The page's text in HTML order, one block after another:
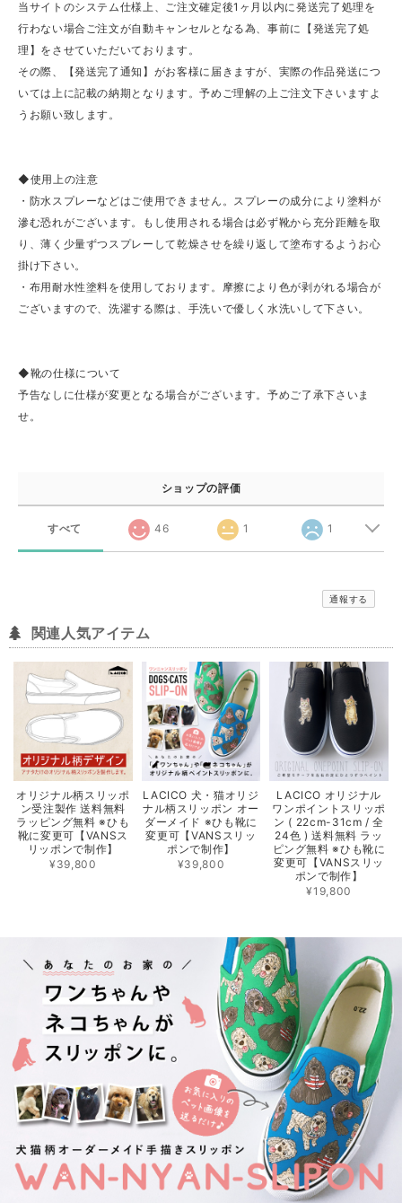
当サイトのシステム仕様上、ご注文確定後1ヶ月以内に発送完了処理を
行わない場合ご注文が自動キャンセルとなる為、事前に【発送完了処
理】をさせていただいております。
その際、【発送完了通知】がお客様に届きますが、実際の作品発送につ
いては上に記載の納期となります。予めご理解の上ご注文下さいますよ
うお願い致します。
◆使用上の注意
・防水スプレーなどはご使用できません。スプレーの成分により塗料が
滲む恐れがございます。もし使用される場合は必ず靴から充分距離を取
り、薄く少量ずつスプレーして乾燥させを繰り返して塗布するようお心
掛け下さい。
・布用耐水性塗料を使用しております。摩擦により色が剥がれる場合が
ございますので、洗濯する際は、手洗いで優しく水洗いして下さい。
◆靴の仕様について
予告なしに仕様が変更となる場合がございます。予めご了承下さいま
せ。
ショップの評価
すべて 46 1 1
通報する
関連人気アイテム
オリジナル柄スリッポ
ン受注製作 送料無料
ラッピング無料 ※ひも
靴に変更可【VANSス
リッポンで制作】
¥39,800
LACICO 犬・猫オリジ
ナル柄スリッポン オー
ダーメイド ※ひも靴に
変更可【VANSスリッ
ポンで制作】
¥39,800
LACICO オリジナル
ワンポイントスリッポ
ン ( 22cm-31cm / 全
24色 ) 送料無料 ラッ
ピング無料 ※ひも靴に
変更可【VANSスリッ
ポンで制作】
¥19,800